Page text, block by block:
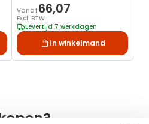
Vanaf 66,07
Excl. BTW
Levertijd 7 werkdagen
In winkelmand